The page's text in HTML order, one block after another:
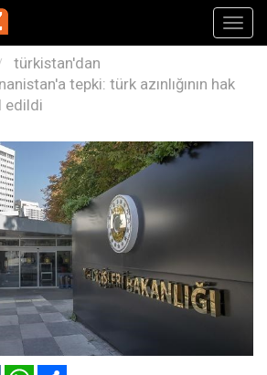
türkistan'dan
tepki: türk azınlığının hak
edildi